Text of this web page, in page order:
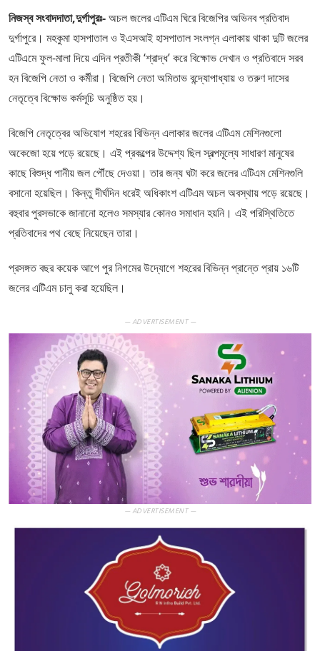
নিজস্ব সংবাদদাতা,দুর্গাপুরঃ-অচল জলের এটিএম ঘিরে বিজেপির অভিনব প্রতিবাদ
দুর্গাপুরে। মহকুমা হাসপাতাল ও ইএসআই হাসপাতাল সংলগ্ন এলাকায় থাকা দুটি জলের
এটিএমে ফুল-মালা দিয়ে এদিন প্রতীকী ‘শ্রাদ্ধ’ করে বিক্ষোভ দেখান ও প্রতিবাদে সরব
হন বিজেপি নেতা ও কর্মীরা। বিজেপি নেতা অমিতাভ বন্দ্যোপাধ্যায় ও তরুণ দাসের
নেতৃত্বে বিক্ষোভ কর্মসূচি অনুষ্ঠিত হয়।
বিজেপি নেতৃত্বের অভিযোগ শহরের বিভিন্ন এলাকার জলের এটিএম মেশিনগুলো
অকেজো হয়ে পড়ে রয়েছে। এই প্রকল্পের উদ্দেশ্য ছিল স্বল্পমূল্যে সাধারণ মানুষের
কাছে বিশুদ্ধ পানীয় জল পৌঁছে দেওয়া। তার জন্য ঘটা করে জলের এটিএম মেশিনগুলি
বসানো হয়েছিল। কিন্তু দীর্ঘদিন ধরেই অধিকাংশ এটিএম অচল অবস্থায় পড়ে রয়েছে।
বহুবার পুরসভাকে জানানো হলেও সমস্যার কোনও সমাধান হয়নি। এই পরিস্থিতিতে
প্রতিবাদের পথ বেছে নিয়েছেন তারা।
প্রসঙ্গত বছর কয়েক আগে পুর নিগমের উদ্যোগে শহরের বিভিন্ন প্রান্তে প্রায় ১৬টি
জলের এটিএম চালু করা হয়েছিল।
— ADVERTISEMENT —
— ADVERTISEMENT —